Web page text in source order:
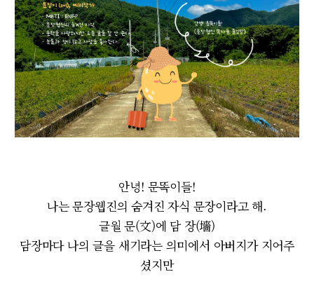
안녕! 문똑이들!
나는 문장웹진의 숨겨진 자식 문장이라고 해.
글월 문(文)에 담 장(墻)
담장마다 나의 글을 새기라는 의미에서 아버지가 지어주
셨지만